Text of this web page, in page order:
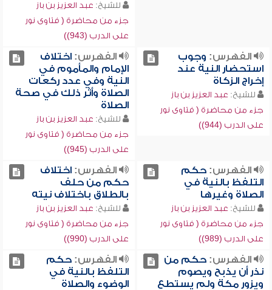
للشيخ: عبد العزيز بن باز
جزء من محاضرة ( فتاوى نور
على الدرب (943))
الفهرس: وجوب
استحضار النية عند
إخراج الزكاة
للشيخ: عبد العزيز بن باز
جزء من محاضرة ( فتاوى نور
على الدرب (944))
الفهرس:اختلاف
الإمام والمأموم في
النية وفي عدد ركعات
الصلاة وأثر ذلك في صحة
الصلاة
للشيخ: عبد العزيز بن باز
جزء من محاضرة ( فتاوى نور
على الدرب (945))
الفهرس:حكم
التلفظ بالنية في
الصلاة وغيرها
للشيخ: عبد العزيز بن باز
جزء من محاضرة ( فتاوى نور
على الدرب (989))
الفهرس:اختلاف
حكم من حلف
بالطلاق باختلاف نيته
للشيخ: عبد العزيز بن باز
جزء من محاضرة ( فتاوى نور
على الدرب (990))
الفهرس:حكم من
نذر أن يذبح ويصوم
ويزور مكة ولم يستطع
الفهرس:حكم
التلفظ بالنية في
الوضوء والصلاة